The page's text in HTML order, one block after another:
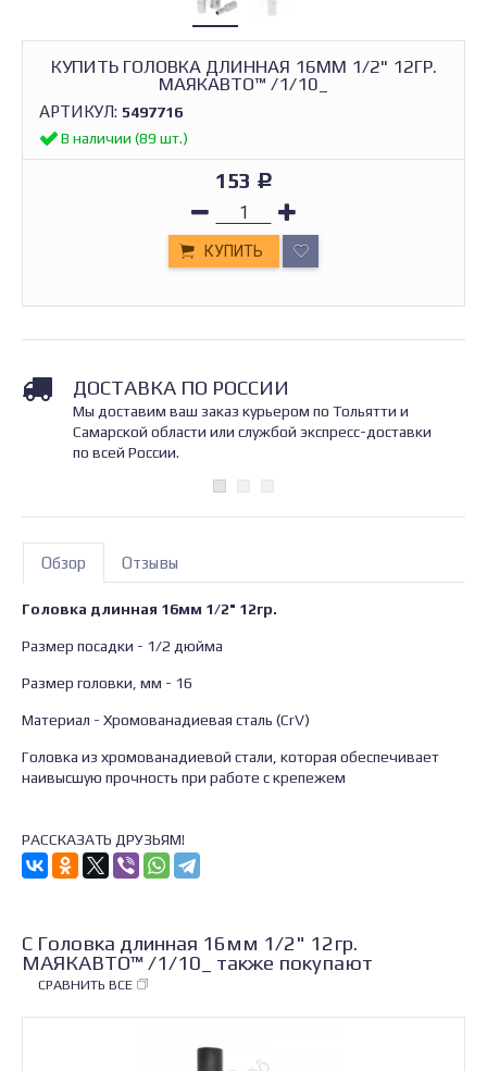
КУПИТЬ ГОЛОВКА ДЛИННАЯ 16ММ 1/2" 12ГР.
МАЯКАВТО™ /1/10_
АРТИКУЛ: 5497716
В наличии (89 шт.)
153 Р
КУПИТЬ
ДОСТАВКА ПО РОССИИ
Мы доставим ваш заказ курьером по Тольятти и
Самарской области или службой экспресс-доставки
по всей России.
Обзор Отзывы
Головка длинная 16мм 1/2" 12гр.
Размер посадки - 1/2 дюйма
Размер головки, мм - 16
Материал - Хромованадиевая сталь (CrV)
Головка из хромованадиевой стали, которая обеспечивает
наивысшую прочность при работе с крепежем
РАССКАЗАТЬ ДРУЗЬЯМ!
С Головка длинная 16мм 1/2" 12гр.
МАЯКАВТО™ /1/10_ также покупают
СРАВНИТЬ ВСЕ